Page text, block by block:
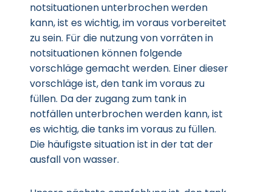
notsituationen unterbrochen werden
kann, ist es wichtig, im voraus vorbereitet
zu sein. Für die nutzung von vorräten in
notsituationen können folgende
vorschläge gemacht werden. Einer dieser
vorschläge ist, den tank im voraus zu
füllen. Da der zugang zum tank in
notfällen unterbrochen werden kann, ist
es wichtig, die tanks im voraus zu füllen.
Die häufigste situation ist in der tat der
ausfall von wasser.